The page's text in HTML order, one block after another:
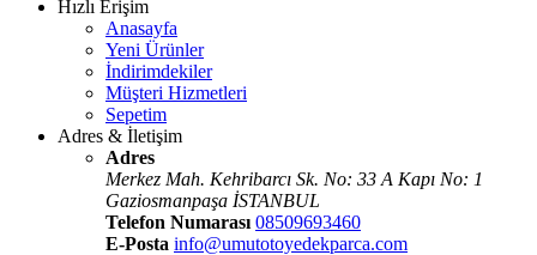
Hızlı Erişim
Anasayfa
Yeni Ürünler
İndirimdekiler
Müşteri Hizmetleri
Sepetim
Adres & İletişim
Adres
Merkez Mah. Kehribarcı Sk. No: 33 A Kapı No: 1
Gaziosmanpaşa İSTANBUL
Telefon Numarası 08509693460
E-Posta info@umutotoyedekparca.com